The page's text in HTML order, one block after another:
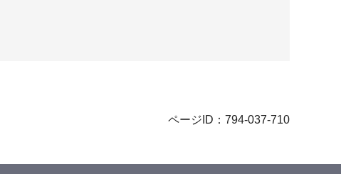
ページID：794-037-710